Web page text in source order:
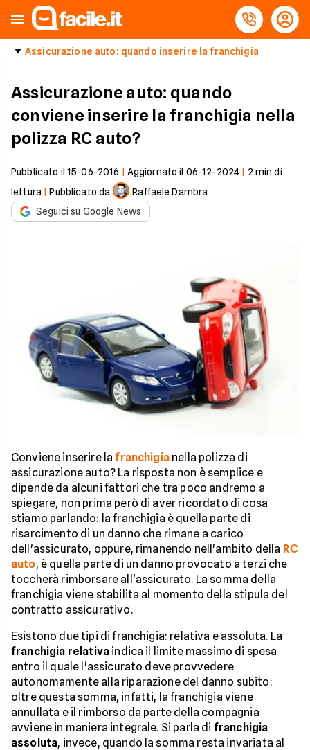
Assicurazione auto: quando inserire la franchigia
Assicurazione auto: quando
conviene inserire la franchigia nella
polizza RC auto?
Pubblicato il 15-06-2016 Aggiornato il 06-12-2024 2 min di
lettura |Pubblicato da
Raffaele Dambra
Seguici su Google News
Conviene inserire lafranchigianella polizza di
assicurazione auto? La risposta non è semplice e
dipende da alcuni fattori che tra poco andremo a
spiegare, non prima però di aver ricordato di cosa
stiamo parlando: la franchigia è quella parte di
risarcimento di un danno che rimane a carico
dell'assicurato, oppure, rimanendo nell'ambito della RC
auto, è quella parte di un danno provocato a terzi che
toccherà rimborsare all'assicurato. La somma della
franchigia viene stabilita al momento della stipula del
contratto assicurativo.
Esistono due tipi di franchigia: relativa e assoluta. La
franchigia relativa indica il limite massimo di spesa
entro il quale l'assicurato deve provvedere
autonomamente alla riparazione del danno subito:
oltre questa somma, infatti, la franchigia viene
annullata e il rimborso da parte della compagnia
avviene in maniera integrale. Si parla di franchigia
assoluta, invece, quando la somma resta invariata al